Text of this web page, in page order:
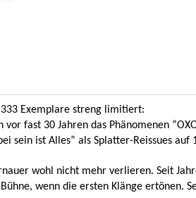
Exemplare streng limitiert:
vor fast 30 Jahren das Phänomenen
sein ist Alles” als Splatter-Reissues auf
wohl nicht mehr verlieren. Seit
wenn die ersten Klänge ertönen.